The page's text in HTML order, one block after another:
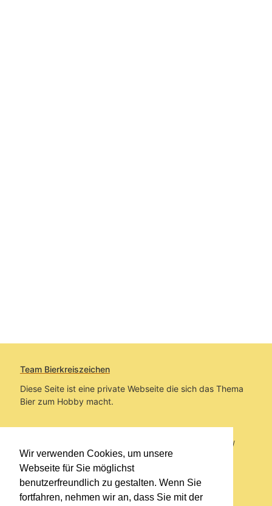
Wir verwenden Cookies, um unsere
Webseite für Sie möglichst
benutzerfreundlich zu gestalten. Wenn Sie
fortfahren, nehmen wir an, dass Sie mit der
Team Bierkreiszeichen
Diese Seite ist eine private Webseite die sich das Thema
Bier zum Hobby macht.
Sie befinden sich auf https://www.bierkreiszeichen.at/
im Pfad:Bierkreiszeichen/Gesammelte Biere
Erstellt: 2026-08-06